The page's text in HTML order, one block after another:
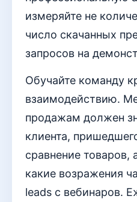
измеряйте не
число скачанных
запросов на
Обучайте команду
взаимодействию.
продажам должен
клиента,
сравнение товаров,
какие возражения
leads с вебинаров.